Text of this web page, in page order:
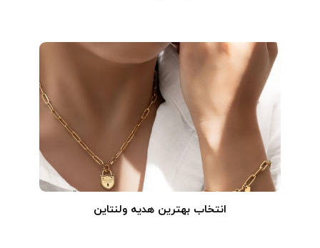
انتخاب بهترین هدیه ولنتاین